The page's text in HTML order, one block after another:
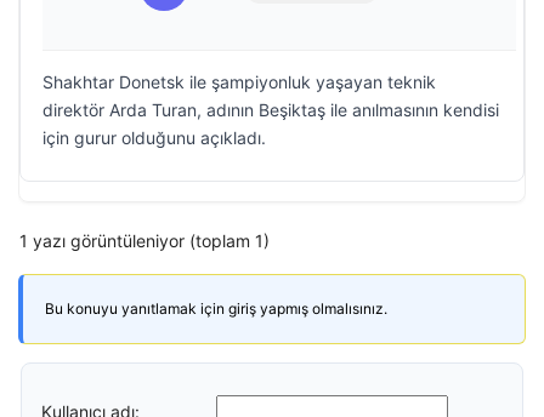
Shakhtar Donetsk ile şampiyonluk yaşayan teknik
direktör Arda Turan, adının Beşiktaş ile anılmasının kendisi
için gurur olduğunu açıkladı.
1 yazı görüntüleniyor (toplam 1)
Bu konuyu yanıtlamak için giriş yapmış olmalısınız.
Kullanıcı adı: